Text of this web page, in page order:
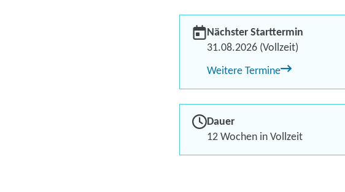
Nächster Starttermin
31.08.2026 (Vollzeit)
Weitere Termine
Dauer
12 Wochen in Vollzeit